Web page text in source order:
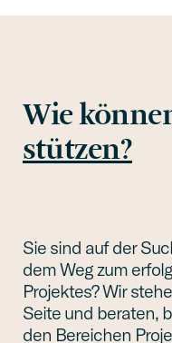
Wie
stüt­zen?
Sie sind auf der
dem Weg zum
Projek­tes? Wir
Seite und beraten,
den Berei­chen